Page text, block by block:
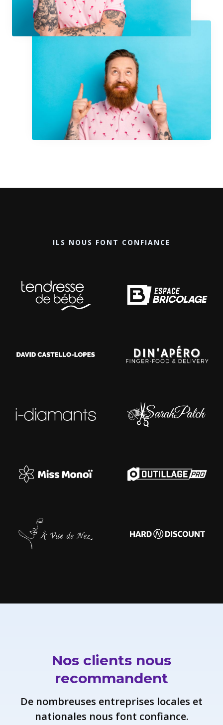
ILS NOUS FONT CONFIANCE
Nos clients nous
recommandent
De nombreuses entreprises locales et
nationales nous font confiance.